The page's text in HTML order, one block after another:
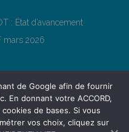
: État d’avancement
mars 2026
de Google afin de fournir
En donnant votre ACCORD,
de bases. Si vous
vos choix, cliquez sur